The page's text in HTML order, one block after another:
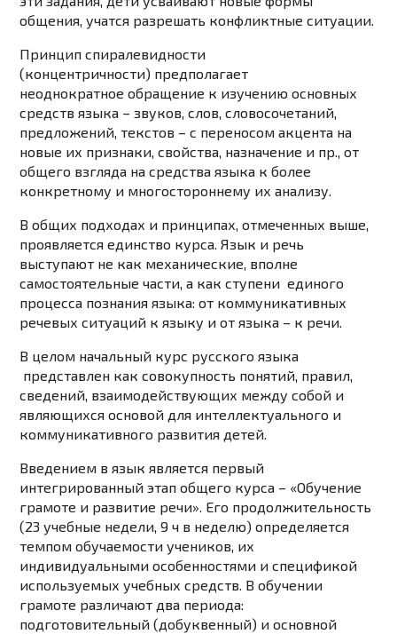
общения, учатся разрешать конфликтные ситуации.
Принцип спиралевидности
(концентричности) предполагает
неоднократное обращение к изучению основных
средств языка – звуков, слов, словосочетаний,
предложений, текстов – с переносом акцента на
новые их признаки, свойства, назначение и пр., от
общего взгляда на средства языка к более
конкретному и многостороннему их анализу.
В общих подходах и принципах, отмеченных выше,
проявляется единство курса. Язык и речь
выступают не как механические, вполне
самостоятельные части, а как ступени единого
процесса познания языка: от коммуникативных
речевых ситуаций к языку и от языка – к речи.
В целом начальный курс русского языка
представлен как совокупность понятий, правил,
сведений, взаимодействующих между собой и
являющихся основой для интеллектуального и
коммуникативного развития детей.
Введением в язык является первый
интегрированный этап общего курса – «Обучение
грамоте и развитие речи». Его продолжительность
(23 учебные недели, 9 ч в неделю) определяется
темпом обучаемости учеников, их
индивидуальными особенностями и спецификой
используемых учебных средств. В обучении
грамоте различают два периода:
подготовительный (добуквенный) и основной